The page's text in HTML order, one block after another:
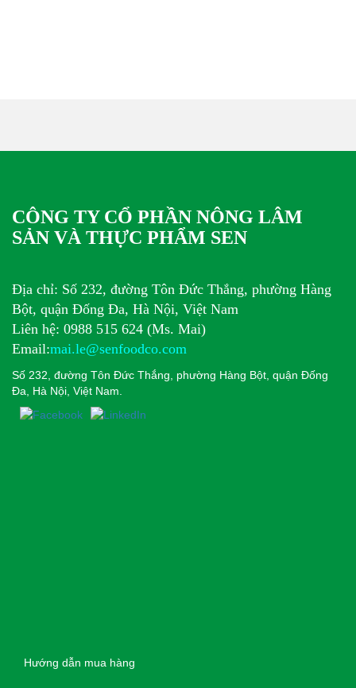
CÔNG TY CỔ PHẦN NÔNG LÂM
SẢN VÀ THỰC PHẨM SEN
Địa chỉ: Số 232, đường Tôn Đức Thắng, phường Hàng
Bột, quận Đống Đa, Hà Nội, Việt Nam
Liên hệ: 0988 515 624 (Ms. Mai)
Email:mai.le@senfoodco.com
Số 232, đường Tôn Đức Thắng, phường Hàng Bột, quận Đống
Đa, Hà Nội, Việt Nam.
Hướng dẫn mua hàng